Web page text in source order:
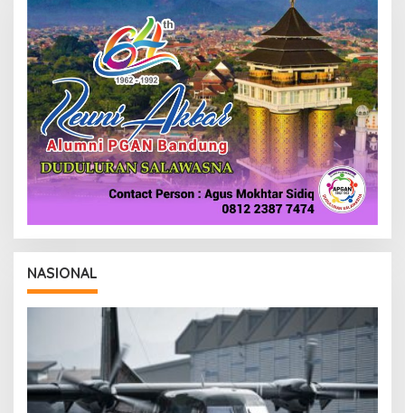
A
K
I
NASIONAL